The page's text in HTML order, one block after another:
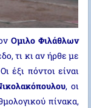
Oμιλο Φιλάθλων
τι κι αν ήρθε με
έξι πόντοι είναι
, οι
πίνακα,